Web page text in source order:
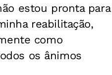
estou pronta para
reabilitação,
como
os ânimos